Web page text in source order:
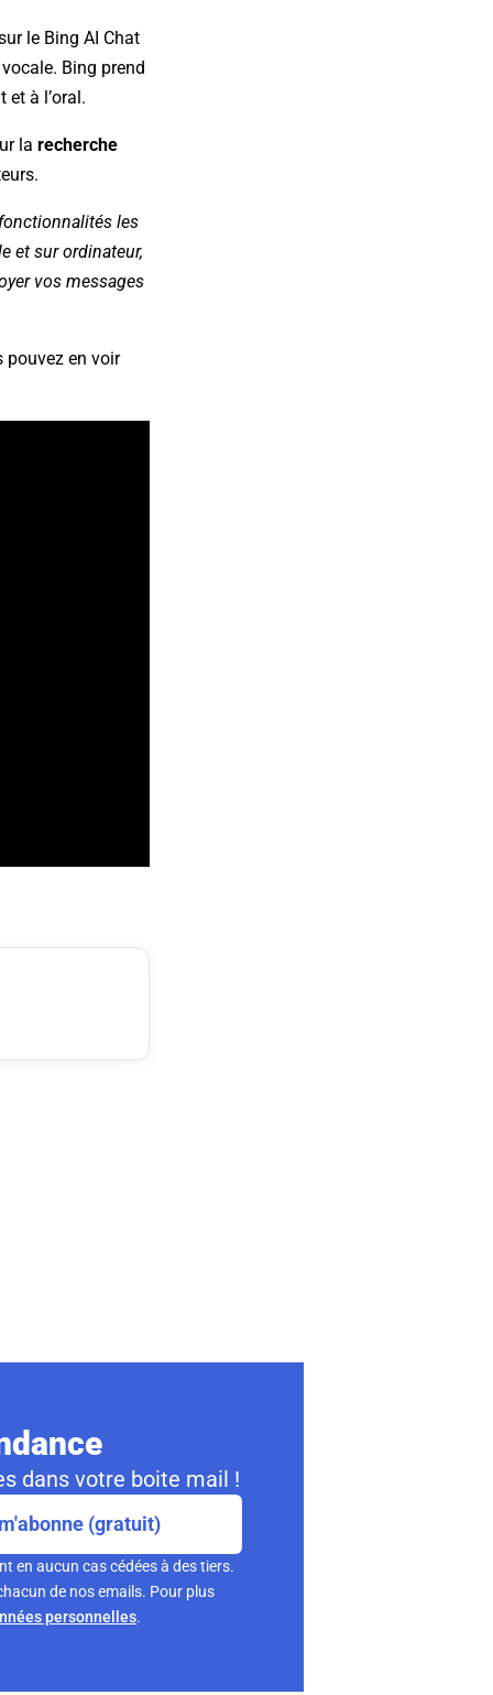
le Bing AI Chat
Bing prend
et à l’oral.
la recherche
les
et sur ordinateur,
vos messages
pouvez en voir
dans votre boite mail !
(gratuit)
en aucun cas cédées à des tiers.
de nos emails. Pour plus
personnelles.